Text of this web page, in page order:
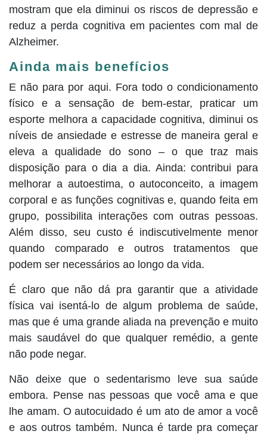
mostram que ela diminui os riscos de depressão e
reduz a perda cognitiva em pacientes com mal de
Alzheimer.
Ainda mais benefícios
E não para por aqui. Fora todo o condicionamento
físico e a sensação de bem-estar, praticar um
esporte melhora a capacidade cognitiva, diminui os
níveis de ansiedade e estresse de maneira geral e
eleva a qualidade do sono – o que traz mais
disposição para o dia a dia. Ainda: contribui para
melhorar a autoestima, o autoconceito, a imagem
corporal e as funções cognitivas e, quando feita em
grupo, possibilita interações com outras pessoas.
Além disso, seu custo é indiscutivelmente menor
quando comparado e outros tratamentos que
podem ser necessários ao longo da vida.
É claro que não dá pra garantir que a atividade
física vai isentá-lo de algum problema de saúde,
mas que é uma grande aliada na prevenção e muito
mais saudável do que qualquer remédio, a gente
não pode negar.
Não deixe que o sedentarismo leve sua saúde
embora. Pense nas pessoas que você ama e que
lhe amam. O autocuidado é um ato de amor a você
e aos outros também. Nunca é tarde pra começar